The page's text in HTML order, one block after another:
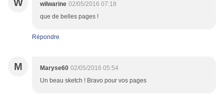
W wilwarine 02/05/2016 07:18
que de belles pages !
Répondre
M Maryse60 02/05/2016 05:54
Un beau sketch ! Bravo pour vos pages